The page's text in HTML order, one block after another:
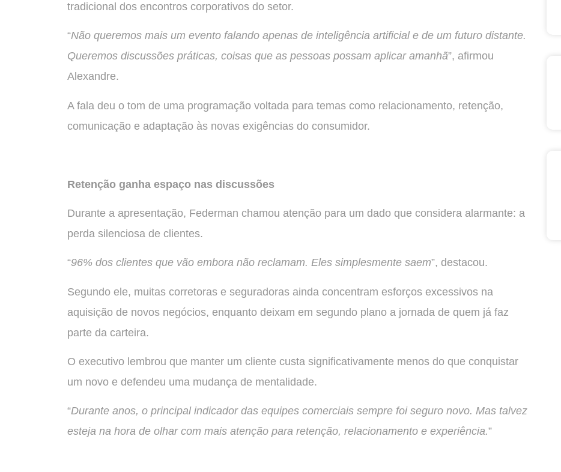
tradicional dos encontros corporativos do setor.
“Não queremos mais um evento falando apenas de inteligência artificial e de um futuro distante.
Queremos discussões práticas, coisas que as pessoas possam aplicar amanhã”, afirmou
Alexandre.
A fala deu o tom de uma programação voltada para temas como relacionamento, retenção,
comunicação e adaptação às novas exigências do consumidor.
Retenção ganha espaço nas discussões
Durante a apresentação, Federman chamou atenção para um dado que considera alarmante: a
perda silenciosa de clientes.
“96% dos clientes que vão embora não reclamam. Eles simplesmente saem”, destacou.
Segundo ele, muitas corretoras e seguradoras ainda concentram esforços excessivos na
aquisição de novos negócios, enquanto deixam em segundo plano a jornada de quem já faz
parte da carteira.
O executivo lembrou que manter um cliente custa significativamente menos do que conquistar
um novo e defendeu uma mudança de mentalidade.
“Durante anos, o principal indicador das equipes comerciais sempre foi seguro novo. Mas talvez
esteja na hora de olhar com mais atenção para retenção, relacionamento e experiência.”